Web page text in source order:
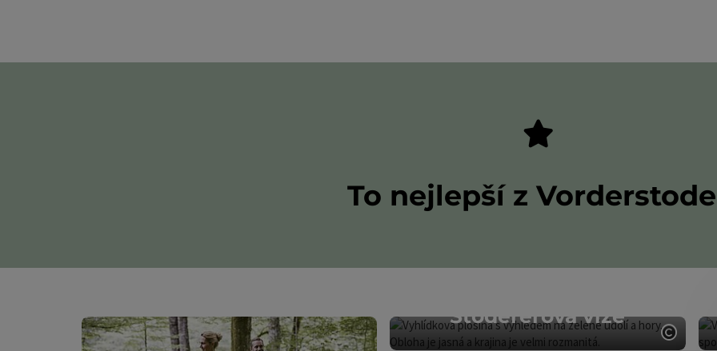
Spitzmauer, Grosser a Kleiner Priel. Na jihu 360° Alpenlandu se zde otevírá
hmatatelnou: alpské pastviny, průzračná horská jezera jako Schafferteich a
panorama - tichý dialog mezi člověkem a horami.
Život v údolí přitom zůstává při zemi. Tradice jako Almabtrieb a Kirchtag
v 360° Alpenlandu v sobě spojuje dovolenou v přírodě, horský
ze života - v blízkosti hor a přitom jen pár minut odHinterstoder,Národního
výletních cílů. Místo, které vám dává pocit prostoru a zároveň vám